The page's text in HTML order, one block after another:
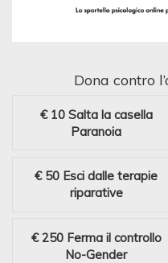
Dona contro
€ 10 Salta la casella
Paranoia
€ 50 Esci dalle terapie
riparative
€ 250 Ferma il controllo
No-Gender